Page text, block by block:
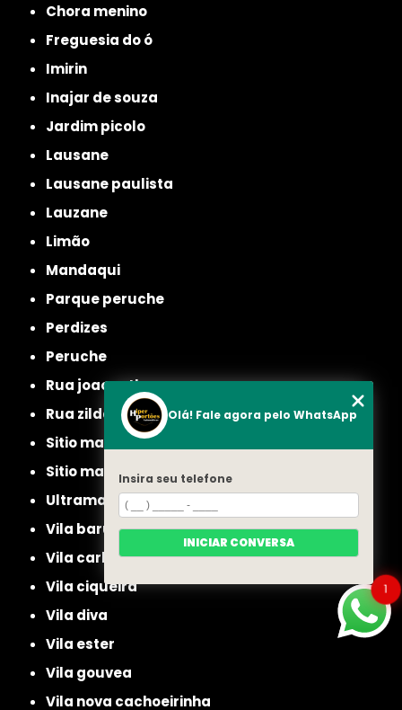
chora menino
freguesia do ó
imirin
inajar de souza
jardim picolo
lausane
lausane paulista
lauzane
limão
mandaqui
parque peruche
perdizes
peruche
rua joao ruthe
rua zilda
sitio manda aqui
sitio mandaqui
ultramarino
vila baruel
vila carbone
vila ciqueira
vila diva
vila ester
vila gouvea
vila nova cachoeirinha
1
Olá! Fale agora pelo WhatsApp
Insira seu telefone
INICIAR CONVERSA